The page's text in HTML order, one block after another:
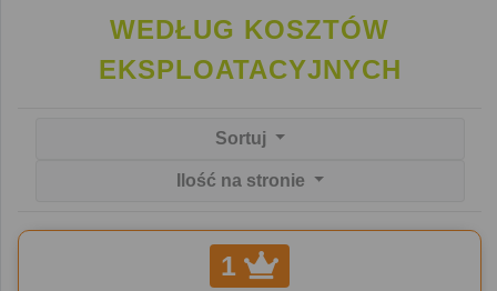
WEDŁUG KOSZTÓW
EKSPLOATACYJNYCH
Sortuj
Ilość na stronie
1